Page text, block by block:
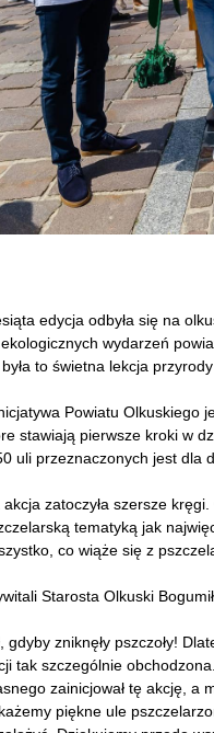
edycja odbyła się na
wydarzeń
to świetna lekcja
Powiatu Olkuskiego
stawiają pierwsze kroki w
uli przeznaczonych jest dla
zatoczyła szersze
tematyką jak
co wiąże się z
Starosta Olkuski
gdyby zniknęły pszczoły!
tak szczególnie
zainicjował tę akcję,
piękne ule